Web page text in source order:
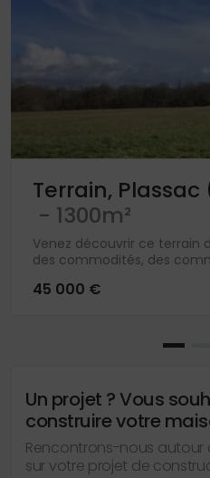
Terrain,
- 1300m²
Venez découvrir ce terrain
des commodités, des
45 000 €
Un projet ? Vous
construire votre
Rencontrons-nous autour
sur votre projet de